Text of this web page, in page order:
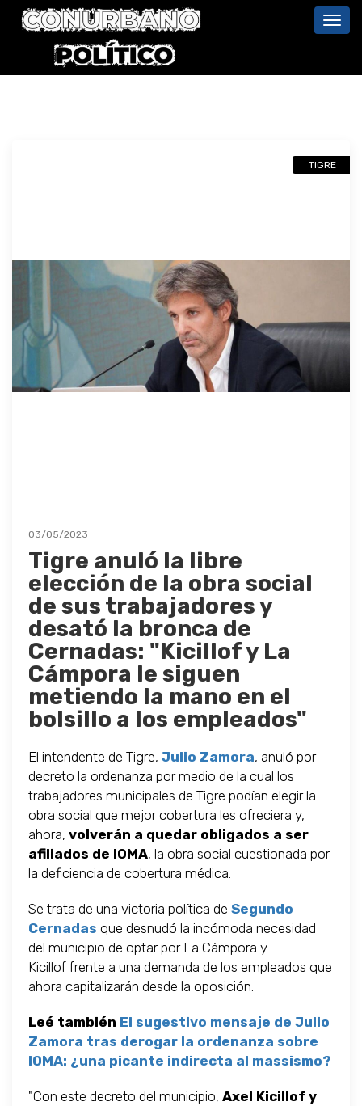
TIGRE
03/05/2023
Tigre anuló la libre
elección de la obra social
de sus trabajadores y
desató la bronca de
Cernadas: "Kicillof y La
Cámpora le siguen
metiendo la mano en el
bolsillo a los empleados"
El intendente de Tigre, Julio Zamora, anuló por
decreto la ordenanza por medio de la cual los
trabajadores municipales de Tigre podían elegir la
obra social que mejor cobertura les ofreciera y,
ahora, volverán a quedar obligados a ser
afiliados de IOMA, la obra social cuestionada por
la deficiencia de cobertura médica.
Se trata de una victoria política de Segundo
Cernadas que desnudó la incómoda necesidad
del municipio de optar por La Cámpora y
Kicillof frente a una demanda de los empleados que
ahora capitalizarán desde la oposición.
Leé también El sugestivo mensaje de Julio
Zamora tras derogar la ordenanza sobre
IOMA: ¿una picante indirecta al massismo?
"Con este decreto del municipio, Axel Kicillof y